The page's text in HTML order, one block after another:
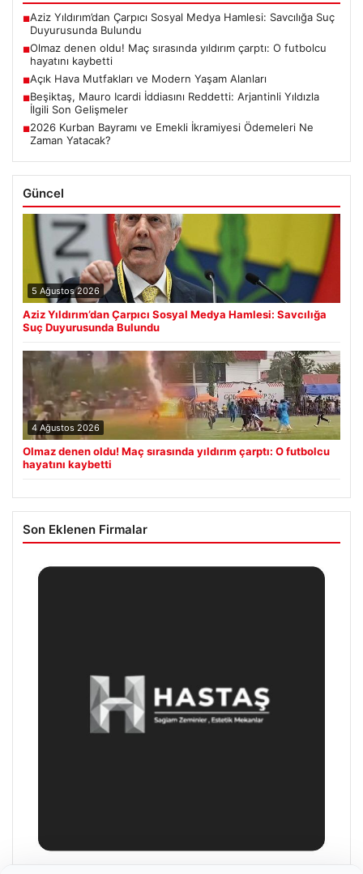
■Aziz Yıldırım’dan Çarpıcı Sosyal Medya Hamlesi: Savcılığa Suç
Duyurusunda Bulundu
■Olmaz denen oldu! Maç sırasında yıldırım çarptı: O futbolcu
hayatını kaybetti
■Açık Hava Mutfakları ve Modern Yaşam Alanları
■Beşiktaş, Mauro Icardi İddiasını Reddetti: Arjantinli Yıldızla
İlgili Son Gelişmeler
■2026 Kurban Bayramı ve Emekli İkramiyesi Ödemeleri Ne
Zaman Yatacak?
Güncel
5 Ağustos 2026
Aziz Yıldırım’dan Çarpıcı Sosyal Medya Hamlesi: Savcılığa
Suç Duyurusunda Bulundu
4 Ağustos 2026
Olmaz denen oldu! Maç sırasında yıldırım çarptı: O futbolcu
hayatını kaybetti
Son Eklenen Firmalar